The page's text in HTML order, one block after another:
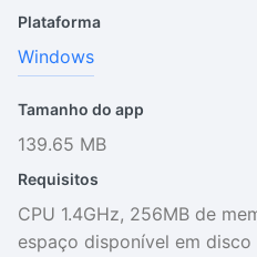
Plataforma
Windows
Tamanho do app
139.65 MB
Requisitos
CPU 1.4GHz, 256MB de
espaço disponível em